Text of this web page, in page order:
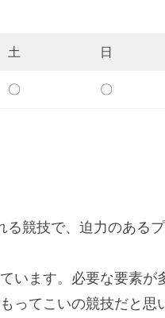
土 日
〇 〇
る競技で、迫力のある
います。必要な要素が
ってこいの競技だと思